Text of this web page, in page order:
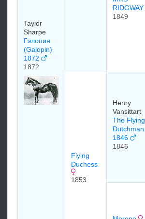
Taylor
Sharpe
Гэлопин
(Galopin)
1872
1872
RIDGWAY
1849
Flying
Duchess
1853
Henry
Vansittart
The Flying
Dutchman
1846
1846